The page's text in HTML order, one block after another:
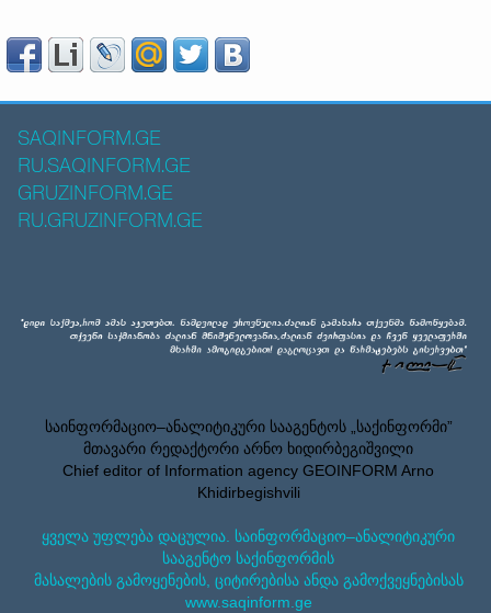
SAQINFORM.GE
RU.SAQINFORM.GE
GRUZINFORM.GE
RU.GRUZINFORM.GE
საინფორმაციო–ანალიტიკური სააგენტოს „საქინფორმი”
მთავარი რედაქტორი არნო ხიდირბეგიშვილი
Chief editor of Information agency GEOINFORM Arno
Khidirbegishvili
ყველა უფლება დაცულია. საინფორმაციო–ანალიტიკური
სააგენტო საქინფორმის
მასალების გამოყენების, ციტირებისა ანდა გამოქვეყნებისას
www.saqinform.ge